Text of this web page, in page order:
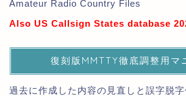
Amateur Radio Country Files
Also US Callsign States database
復刻版MMTTY徹底調整用マ
過去に作成した内容の見直しと誤字脱